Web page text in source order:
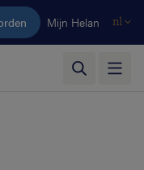
Mijn Helan nl